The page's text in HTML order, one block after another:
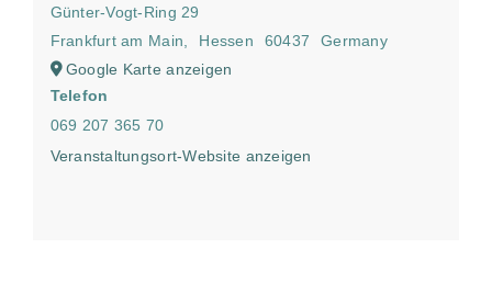
Günter-Vogt-Ring 29
Frankfurt am Main
Hessen 60437
Germany
Google Karte anzeigen
Telefon
069 207 365 70
Veranstaltungsort-Website anzeigen